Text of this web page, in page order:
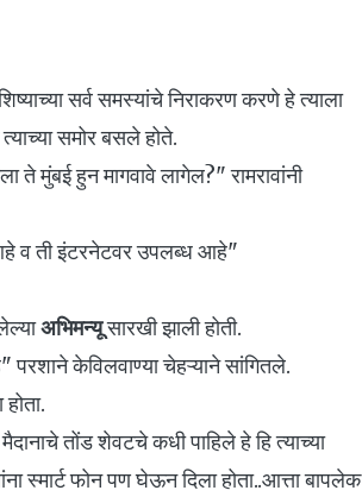
सर्व समस्यांचे निराकरण करणे हे त्याला
समोर बसले होते.
मुंबई हुन मागवावे लागेल?" रामरावांनी
व ती इंटरनेटवर उपलब्ध आहे"
अभिमन्यूसारखी झाली होती.
केविलवाण्या चेहऱ्याने सांगितले.
तोंड शेवटचे कधी पाहिले हे हि त्याच्या
स्मार्ट फोन पण घेऊन दिला होता..आत्ता बापलेक